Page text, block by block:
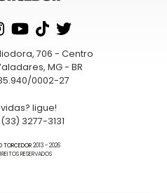
706 - Centro
MG - BR
0002-27
ligue!
3277-3131
TORCEDOR2013 - 2026
RESERVADOS